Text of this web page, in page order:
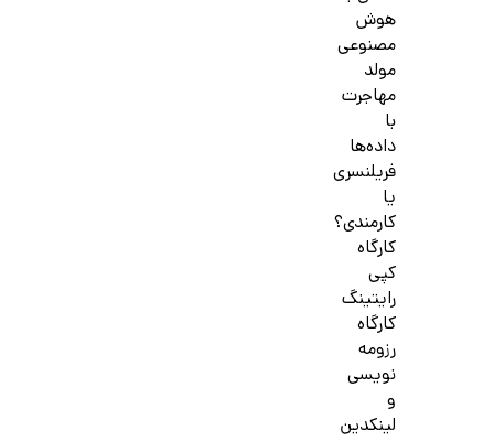
هوش
مصنوعی
مولد
مهاجرت
با
داده‌ها
فریلنسری
یا
کارمندی؟
کارگاه
کپی
رایتینگ
کارگاه
رزومه
نویسی
و
لینکدین